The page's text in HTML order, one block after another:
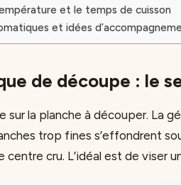
et le temps de cuisson
et idées
de découpe : le
sur la planche à découper. La
trop fines s’effondrent
centre cru. L’idéal est de viser